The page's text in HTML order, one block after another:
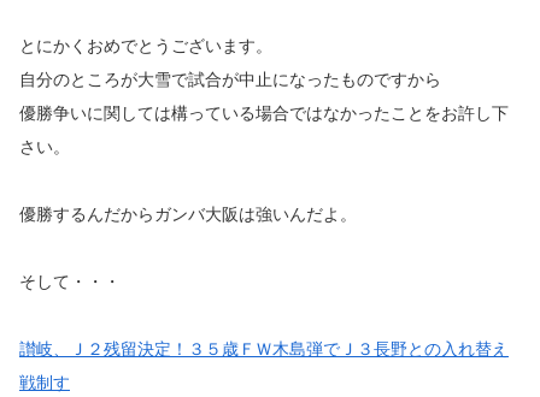
とにかくおめでとうございます。
自分のところが大雪で試合が中止になったものですから
優勝争いに関しては構っている場合ではなかったことをお許し下
さい。
優勝するんだからガンバ大阪は強いんだよ。
そして・・・
讃岐、Ｊ２残留決定！３５歳ＦＷ木島弾でＪ３長野との入れ替え
戦制す